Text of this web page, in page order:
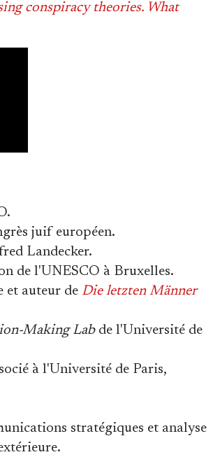
conspiracy theories. What
juif européen.
Landecker.
de l'UNESCO à Bruxelles.
et auteur de Die letzten Männer
Making Labde l'Université de
à l'Université de Paris,
stratégiques et analyse